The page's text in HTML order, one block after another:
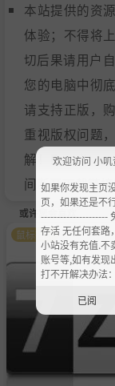
本站提供的资
体验；不得将
切后果请用户
您的电脑中彻
请支持正版，
重视版权问题
解！E-mail：
间断开下载链接
或许您会喜欢
鼠标指针
欢迎访问 小
如果你发现主页
页，如果还是不
---------------------
存活 无任何套路
小站没有充值.不
账号等,如有发现
打不开解决办法：
已阅